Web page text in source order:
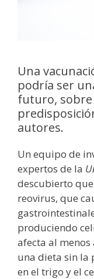
Una
podría ser
futuro, sobre
autores.
Un equipo de
expertos de la
descubierto
reovirus, que
produciendo
afecta al
una dieta sin la
en el trigo y el